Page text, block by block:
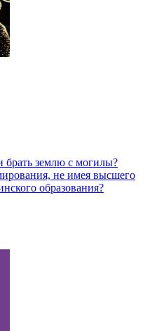
землю с могилы?
не имея высшего
образования?